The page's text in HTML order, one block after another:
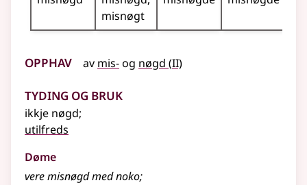
misnøgt
Opphav av mis-og nøgd (2
II)
Tyding og bruk
ikkje nøgd;
utilfreds
Døme
vere misnøgd med noko;